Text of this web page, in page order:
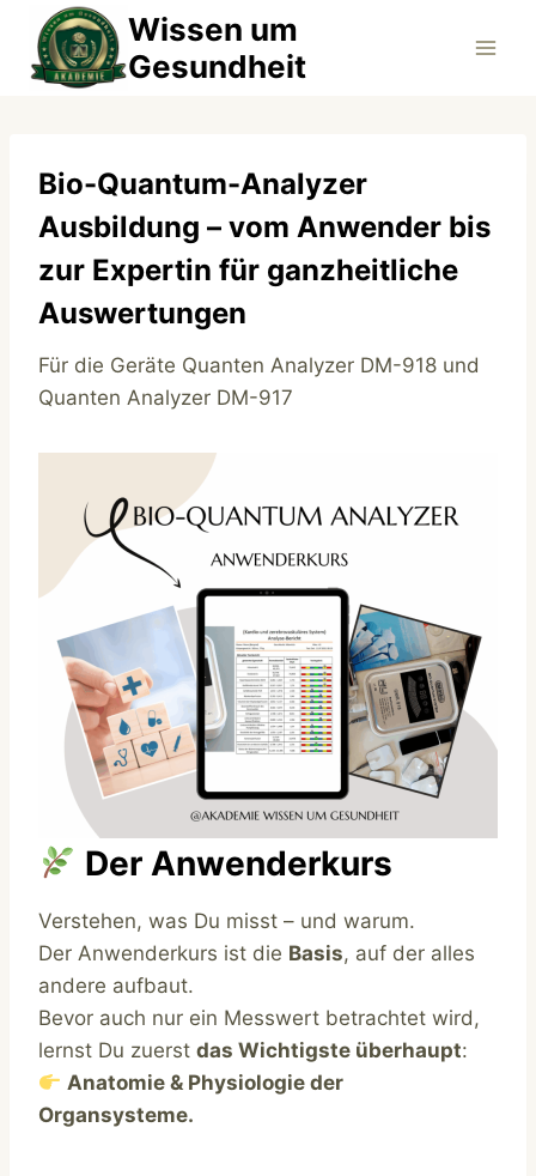
Inhalt
springen
Wissen um
Gesundheit
Bio-Quantum-Analyzer
Ausbildung – vom Anwender bis
zur Expertin für ganzheitliche
Auswertungen
Für die Geräte Quanten Analyzer DM-918 und
Quanten Analyzer DM-917
Der Anwenderkurs
Verstehen, was Du misst – und warum.
Der Anwenderkurs ist die Basis, auf der alles
andere aufbaut.
Bevor auch nur ein Messwert betrachtet wird,
lernst Du zuerst das Wichtigste überhaupt:
Anatomie & Physiologie der
Organsysteme.